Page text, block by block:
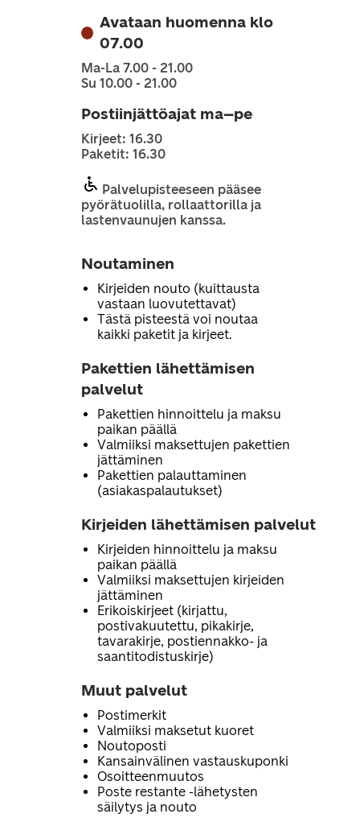
Avataan huomenna klo
07.00
Ma-La 7.00 - 21.00
Su 10.00 - 21.00
Postiinjättöajat ma–pe
Kirjeet: 16.30
Paketit: 16.30
Palvelupisteeseen pääsee
pyörätuolilla, rollaattorilla ja
lastenvaunujen kanssa.
Noutaminen
Kirjeiden nouto (kuittausta
vastaan luovutettavat)
Tästä pisteestä voi noutaa
kaikki paketit ja kirjeet.
Pakettien lähettämisen
palvelut
Pakettien hinnoittelu ja maksu
paikan päällä
Valmiiksi maksettujen pakettien
jättäminen
Pakettien palauttaminen
(asiakaspalautukset)
Kirjeiden lähettämisen palvelut
Kirjeiden hinnoittelu ja maksu
paikan päällä
Valmiiksi maksettujen kirjeiden
jättäminen
Erikoiskirjeet (kirjattu,
postivakuutettu, pikakirje,
tavarakirje, postiennakko- ja
saantitodistuskirje)
Muut palvelut
Postimerkit
Valmiiksi maksetut kuoret
Noutoposti
Kansainvälinen vastauskuponki
Osoitteenmuutos
Poste restante -lähetysten
säilytys ja nouto